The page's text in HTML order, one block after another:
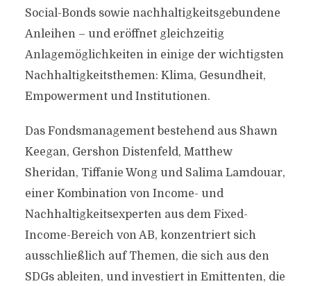
Social-Bonds sowie nachhaltigkeitsgebundene
Anleihen – und eröffnet gleichzeitig
Anlagemöglichkeiten in einige der wichtigsten
Nachhaltigkeitsthemen: Klima, Gesundheit,
Empowerment und Institutionen.
Das Fondsmanagement bestehend aus Shawn
Keegan, Gershon Distenfeld, Matthew
Sheridan, Tiffanie Wong und Salima Lamdouar,
einer Kombination von Income- und
Nachhaltigkeitsexperten aus dem Fixed-
Income-Bereich von AB, konzentriert sich
ausschließlich auf Themen, die sich aus den
SDGs ableiten, und investiert in Emittenten, die